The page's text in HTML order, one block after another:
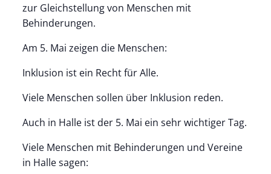
zur Gleichstellung von Menschen mit
Behinderungen.
Am 5. Mai zeigen die Menschen:
Inklusion ist ein Recht für Alle.
Viele Menschen sollen über Inklusion reden.
Auch in Halle ist der 5. Mai ein sehr wichtiger Tag.
Viele Menschen mit Behinderungen und Vereine
in Halle sagen: